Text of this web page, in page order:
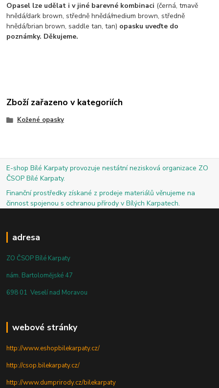
Opasel lze udělat i v jiné barevné kombinaci (černá, tmavě
hnědá/dark brown, středně hnědá/medium brown, středně
hnědá/brian brown, saddle tan, tan) opasku uveďte do
poznámky. Děkujeme.
Zboží zařazeno v kategoriích
Kožené opasky
E-shop Bílé Karpaty provozuje nestátní nezisková organizace ZO
ČSOP Bílé Karpaty.
Finanční prostředky získané z prodeje materiálů věnujeme na
činnost spojenou s ochranou přírody v Bílých Karpatech.
adresa
ZO ČSOP Bílé Karpaty
nám. Bartolomějské 47
698 01 Veselí nad Moravou
webové stránky
http://www.eshopbilekarpaty.cz/
http://csop.bilekarpaty.cz/
http://www.dumprirody.cz/bilekarpaty